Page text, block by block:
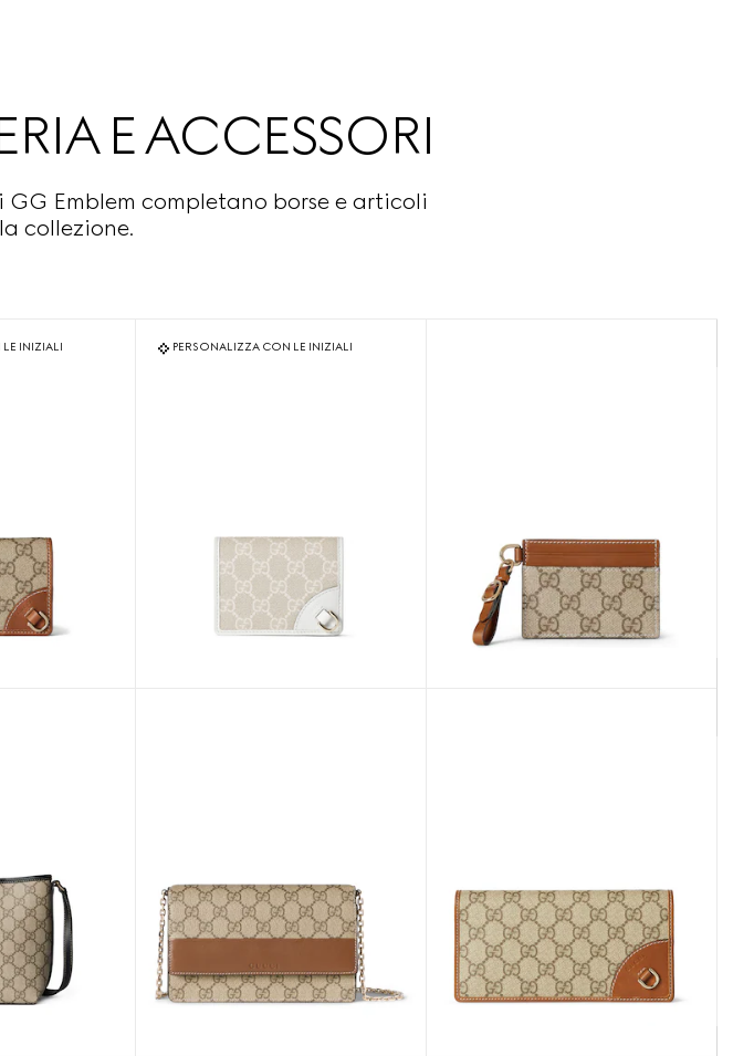
E ACCESSORI
Emblem completano borse e articoli
collezione.
INIZIALI PERSONALIZZA CON LE INIZIALI